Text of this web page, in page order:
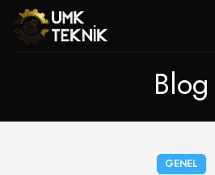
Blog
GENEL